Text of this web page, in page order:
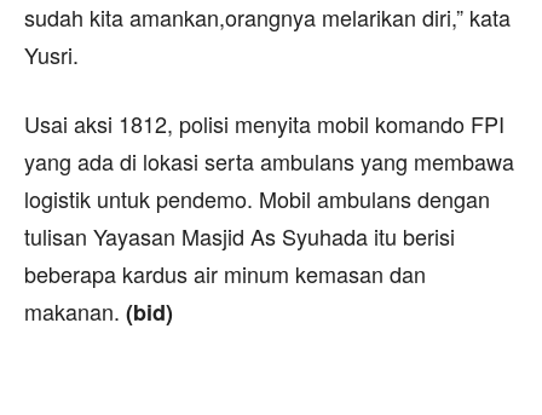
sudah kita amankan,orangnya melarikan diri,” kata
Yusri.
Usai aksi 1812, polisi menyita mobil komando FPI
yang ada di lokasi serta ambulans yang membawa
logistik untuk pendemo. Mobil ambulans dengan
tulisan Yayasan Masjid As Syuhada itu berisi
beberapa kardus air minum kemasan dan
makanan. (bid)